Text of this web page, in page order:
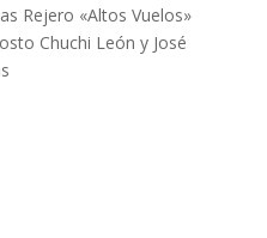
Rejero «Altos Vuelos»
Chuchi León y José